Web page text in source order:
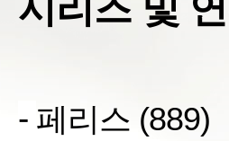
- 페리스 (889)